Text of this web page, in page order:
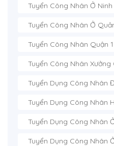
Tuyển Công Nhân Ở Ninh
Tuyển Công Nhân Ở
Tuyển Công Nhân Quận
Tuyển Công Nhân Xưởng
Tuyển Dụng Công Nhân
Tuyển Dụng Công Nhân
Tuyển Dụng Công Nhân
Tuyển Dụng Công Nhân